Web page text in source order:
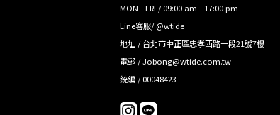
MON - FRI / 09:00 am - 17:00 pm
Line客服/ @wtide
地址 / 台北市中正區忠孝西路一段21號7樓
電郵 / Jobong@wtide.com.tw
統編 / 00048423